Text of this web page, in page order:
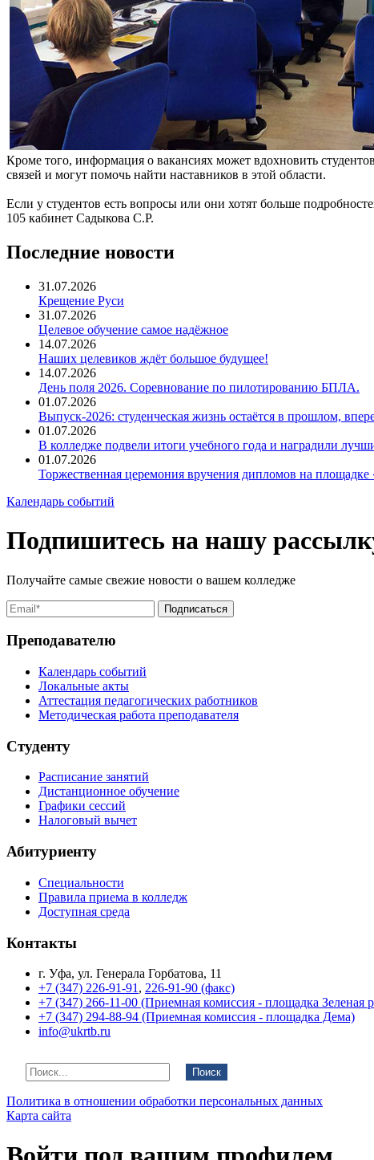
Кроме того, информация о вакансиях может вдохновить
связей и могут помочь найти наставников в этой области.
Если у студентов есть вопросы или они хотят больше
105 кабинет Садыкова С.Р.
Последние новости
31.07.2026
Крещение Руси
31.07.2026
Целевое обучение самое надёжное
14.07.2026
Наших целевиков ждёт большое будущее!
14.07.2026
День поля 2026. Соревнование по пилотированию БПЛА.
01.07.2026
Выпуск-2026: студенческая жизнь остаётся в прошлом,
01.07.2026
В колледже подвели итоги учебного года и наградили
01.07.2026
Торжественная церемония вручения дипломов на площадке
Календарь событий
Подпишитесь на нашу
Получайте самые свежие новости о вашем колледже
Преподавателю
Календарь событий
Локальные акты
Аттестация педагогических работников
Методическая работа преподавателя
Студенту
Расписание занятий
Дистанционное обучение
Графики сессий
Налоговый вычет
Абитуриенту
Специальности
Правила приема в колледж
Доступная среда
Контакты
г. Уфа, ул. Генерала Горбатова, 11
+7 (347) 226-91-91 , 226-91-90 (факс)
+7 (347) 266-11-00 (Приемная комиссия - площадка Зеленая
+7 (347) 294-88-94 (Приемная комиссия - площадка Дема)
info@ukrtb.ru
Поиск
Политика в отношении обработки персональных данных
Карта сайта